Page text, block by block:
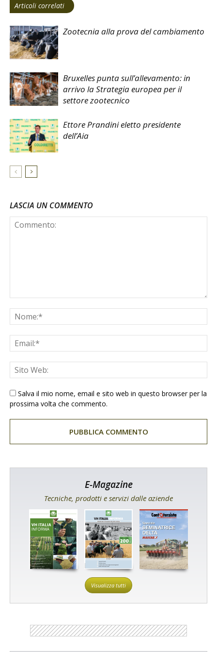
Articoli correlati
Zootecnia alla prova del cambiamento
Bruxelles punta sull’allevamento: in
arrivo la Strategia europea per il
settore zootecnico
Ettore Prandini eletto presidente
dell’Aia
LASCIA UN COMMENTO
Salva il mio nome, email e sito web in questo browser per la
prossima volta che commento.
E-Magazine
Tecniche, prodotti e servizi dalle aziende
Visualizza tutti